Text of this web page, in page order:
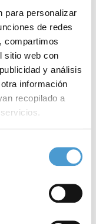
para personalizar
de redes
compartimos
sitio web con
y análisis
información
recopilado a
DE INTERÉS